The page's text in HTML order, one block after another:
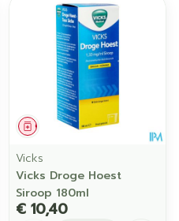
Geneesmiddel
Vicks
Vicks Droge Hoest
Siroop 180ml
€ 10,40